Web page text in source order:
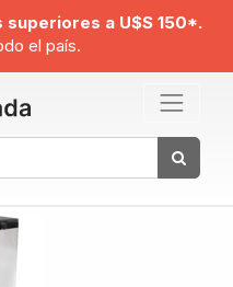
superiores a U$S 150*.
el país.